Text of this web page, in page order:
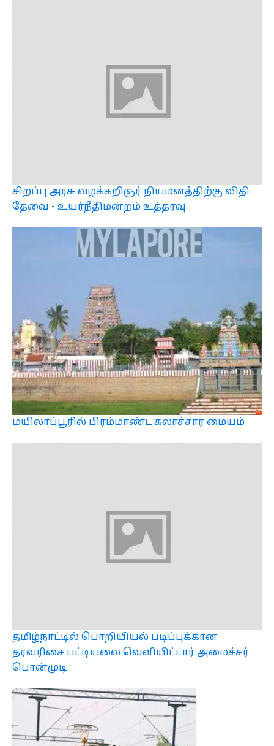
சிறப்பு அரசு வழக்கறிஞர் நியமனத்திற்கு விதி
தேவை - உயர்நீதிமன்றம் உத்தரவு
மயிலாப்பூரில் பிரம்மாண்ட கலாச்சார மையம்
தமிழ்நாட்டில் பொறியியல் படிப்புக்கான
தரவரிசை பட்டியலை வெளியிட்டார் அமைச்சர்
பொன்முடி